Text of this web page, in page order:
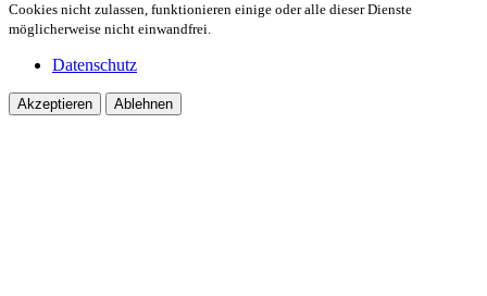
Cookies nicht zulassen, funktionieren einige oder alle dieser Dienste
möglicherweise nicht einwandfrei.
Datenschutz
Akzeptieren Ablehnen